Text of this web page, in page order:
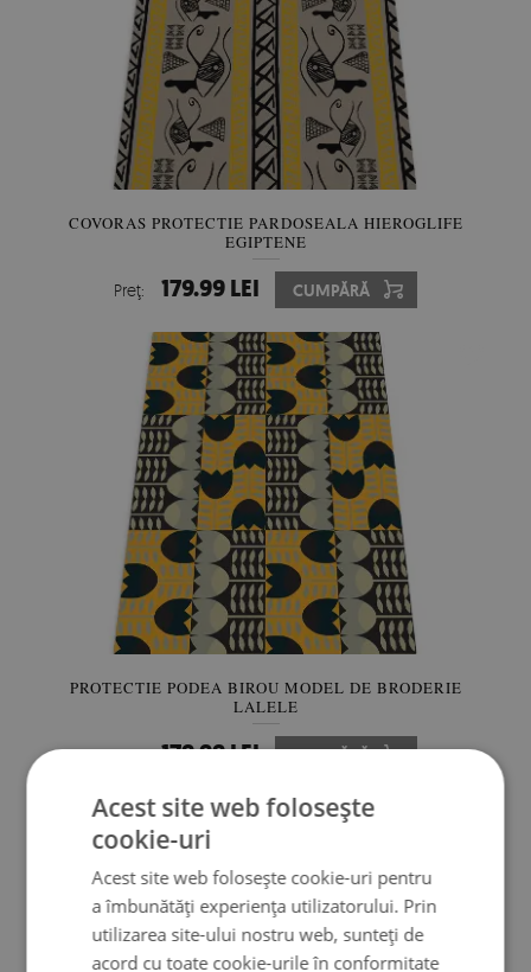
COVORAS PROTECTIE PARDOSEALA HIEROGLIFE
EGIPTENE
Preţ: 179.99 LEI CUMPĂRĂ
PROTECTIE PODEA BIROU MODEL DE BRODERIE
LALELE
Preţ: 179.99 LEI CUMPĂRĂ
Acest site web folosește
cookie-uri
Acest site web folosește cookie-uri pentru
a îmbunătăți experiența utilizatorului. Prin
utilizarea site-ului nostru web, sunteți de
acord cu toate cookie-urile în conformitate